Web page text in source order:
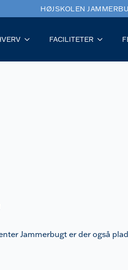
HØJSKOLEN
FACILITETER
Jammerbugt er der også